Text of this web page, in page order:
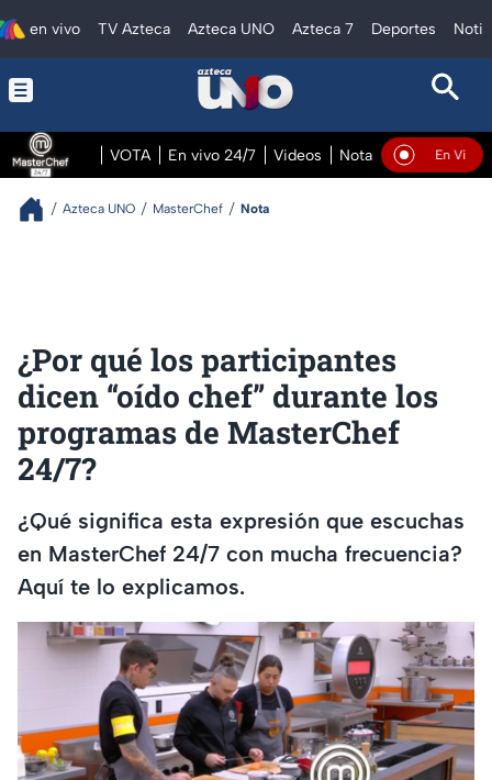
en vivo TV Azteca Azteca UNO Azteca 7 Deportes
VOTA En vivo 24/7 Videos Notas En vivo
En Vivo
Azteca UNO MasterChef Nota
¿Por qué los participantes
dicen “oído chef” durante los
programas de MasterChef
24/7?
¿Qué significa esta expresión que escuchas
en MasterChef 24/7 con mucha frecuencia?
Aquí te lo explicamos.